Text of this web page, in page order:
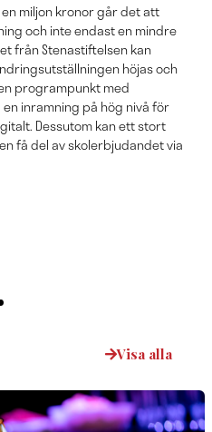
miljon kronor går det att
och inte endast en mindre
från Stenastiftelsen kan
höjas och
programpunkt med
inramning på hög nivå för
Dessutom kan ett stort
få del av skolerbjudandet via
Visa alla